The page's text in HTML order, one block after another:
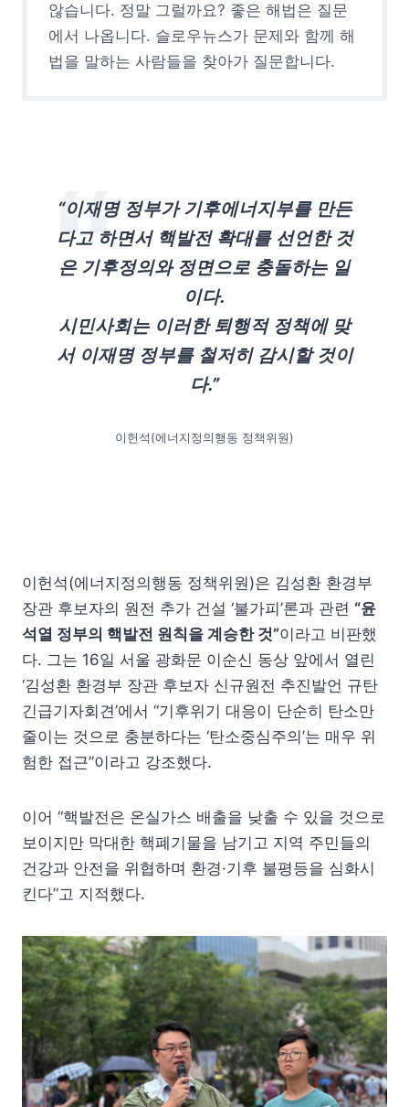
않습니다. 정말 그럴까요? 좋은 해법은 질문
에서 나옵니다. 슬로우뉴스가 문제와 함께 해
법을 말하는 사람들을 찾아가 질문합니다.
“이재명 정부가 기후에너지부를 만든
다고 하면서 핵발전 확대를 선언한 것
은 기후정의와 정면으로 충돌하는 일
이다.
시민사회는 이러한 퇴행적 정책에 맞
서 이재명 정부를 철저히 감시할 것이
다.”
이헌석(에너지정의행동 정책위원)
이헌석(에너지정의행동 정책위원)은 김성환 환경부
장관 후보자의 원전 추가 건설 ‘불가피’론과 관련 “윤
석열 정부의 핵발전 원칙을 계승한 것”이라고 비판했
다. 그는 16일 서울 광화문 이순신 동상 앞에서 열린
‘김성환 환경부 장관 후보자 신규원전 추진발언 규탄
긴급기자회견’에서 “기후위기 대응이 단순히 탄소만
줄이는 것으로 충분하다는 ‘탄소중심주의’는 매우 위
험한 접근”이라고 강조했다.
이어 “핵발전은 온실가스 배출을 낮출 수 있을 것으로
보이지만 막대한 핵폐기물을 남기고 지역 주민들의
건강과 안전을 위협하며 환경·기후 불평등을 심화시
킨다”고 지적했다.